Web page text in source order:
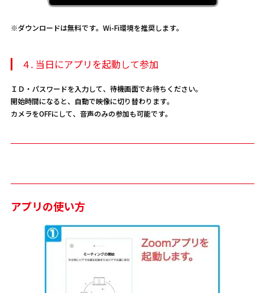
※ダウンロードは無料です。Wi-Fi環境を推奨します。
４. 当日にアプリを起動して参加
ＩＤ・パスワードを入力して、待機画面でお待ちください。
開始時間になると、自動で映像に切り替わります。
カメラをOFFにして、音声のみの参加も可能です。
アプリの使い方